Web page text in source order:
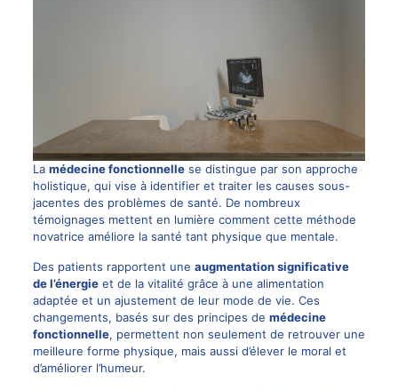
La médecine fonctionnellese distingue par son approche
holistique, qui vise à identifier et traiter les causes sous-
jacentes des problèmes de santé. De nombreux
témoignages mettent en lumière comment cette méthode
novatrice améliore la santé tant physique que mentale.
Des patients rapportent une augmentation significative
de l’énergieet de la vitalité grâce à une alimentation
adaptée et un ajustement de leur mode de vie. Ces
changements, basés sur des principes de médecine
fonctionnelle, permettent non seulement de retrouver une
meilleure forme physique, mais aussi d’élever le moral et
d’améliorer l’humeur.